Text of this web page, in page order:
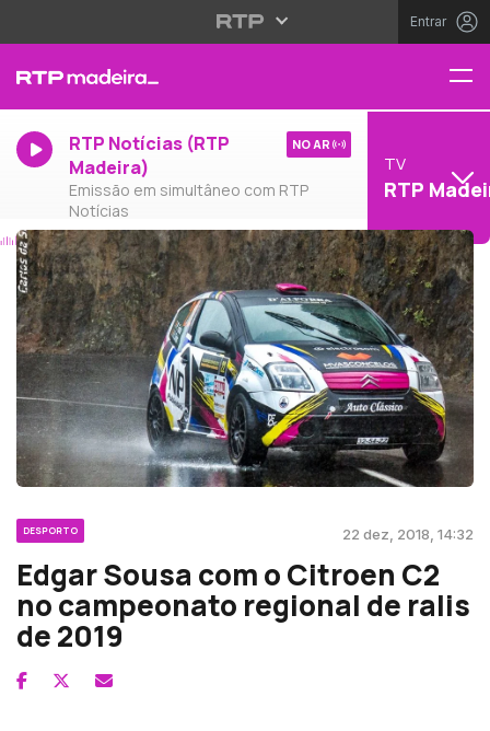
Entrar
RTP Notícias (RTP
Madeira)
Emissão em simultâneo com RTP
Notícias
NO AR
TV
RTP
DESPORTO 22 dez, 2018, 14:32
Edgar Sousa com o Citroen C2
no campeonato regional de ralis
de 2019